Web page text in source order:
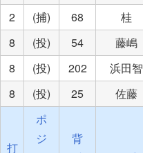
2
(捕) 68 桂
8
(投) 54 藤嶋
8
(投) 202 浜田智
8
(投) 25 佐藤
打
ポ
ジ
背